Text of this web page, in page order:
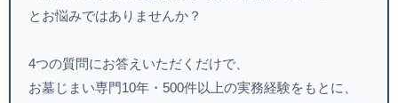
とお悩みではありませんか？
4つの質問にお答えいただくだけで、
お墓じまい専門10年・500件以上の実務経験をもとに、